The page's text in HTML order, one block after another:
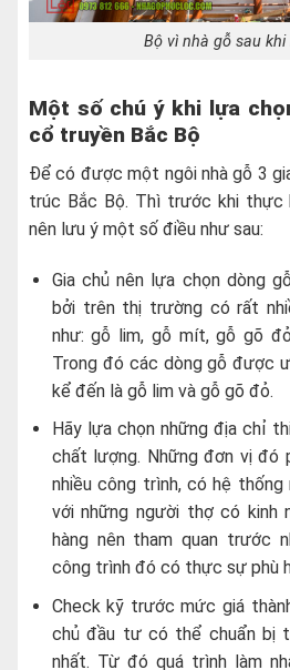
Bộ vì nhà gỗ sau
Một số chú ý khi lựa
cổ truyền Bắc Bộ
Để có được một ngôi nhà gỗ 3
trúc Bắc Bộ. Thì trước khi thực
nên lưu ý một số điều như sau:
Gia chủ nên lựa chọn dòng
bởi trên thị trường có rất
như: gỗ lim, gỗ mít, gỗ gõ
Trong đó các dòng gỗ được
kể đến là gỗ lim và gỗ gõ đỏ.
Hãy lựa chọn những địa chỉ
chất lượng. Những đơn vị đó
nhiều công trình, có hệ thống
với những người thợ có kinh
hàng nên tham quan trước
công trình đó có thực sự phù
Check kỹ trước mức giá
chủ đầu tư có thể chuẩn bị
nhất. Từ đó quá trình làm